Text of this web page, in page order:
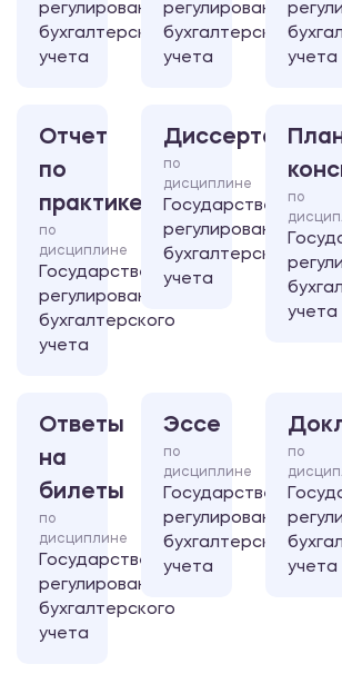
регулирование
бухгалтерского
учета
регулирование
бухгалтерского
учета
учета
Отчет
по
практике
по
дисциплине
Государственное
регулирование
бухгалтерского
учета
Диссертация
по
дисциплине
Государственное
регулирование
бухгалтерского
учета
по
учета
Ответы
на
билеты
по
дисциплине
Государственное
регулирование
бухгалтерского
учета
Эссе
по
дисциплине
Государственное
регулирование
бухгалтерского
учета
по
учета